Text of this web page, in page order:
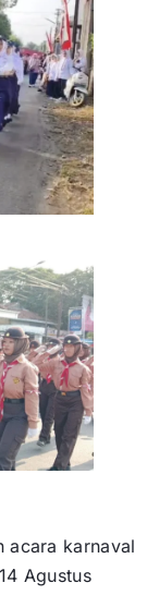
acara karnaval
Agustus